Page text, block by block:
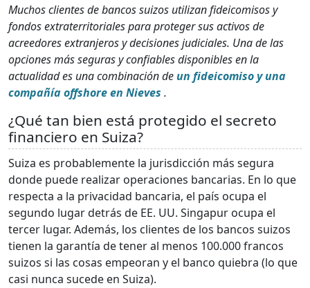
Muchos clientes de bancos suizos utilizan fideicomisos y
fondos extraterritoriales para proteger sus activos de
acreedores extranjeros y decisiones judiciales. Una de las
opciones más seguras y confiables disponibles en la
actualidad es una combinación deun fideicomiso y una
compañía offshore en Nieves .
¿Qué tan bien está protegido el secreto
financiero en Suiza?
Suiza es probablemente la jurisdicción más segura
donde puede realizar operaciones bancarias. En lo que
respecta a la privacidad bancaria, el país ocupa el
segundo lugar detrás de EE. UU. Singapur ocupa el
tercer lugar. Además, los clientes de los bancos suizos
tienen la garantía de tener al menos 100.000 francos
suizos si las cosas empeoran y el banco quiebra (lo que
casi nunca sucede en Suiza).